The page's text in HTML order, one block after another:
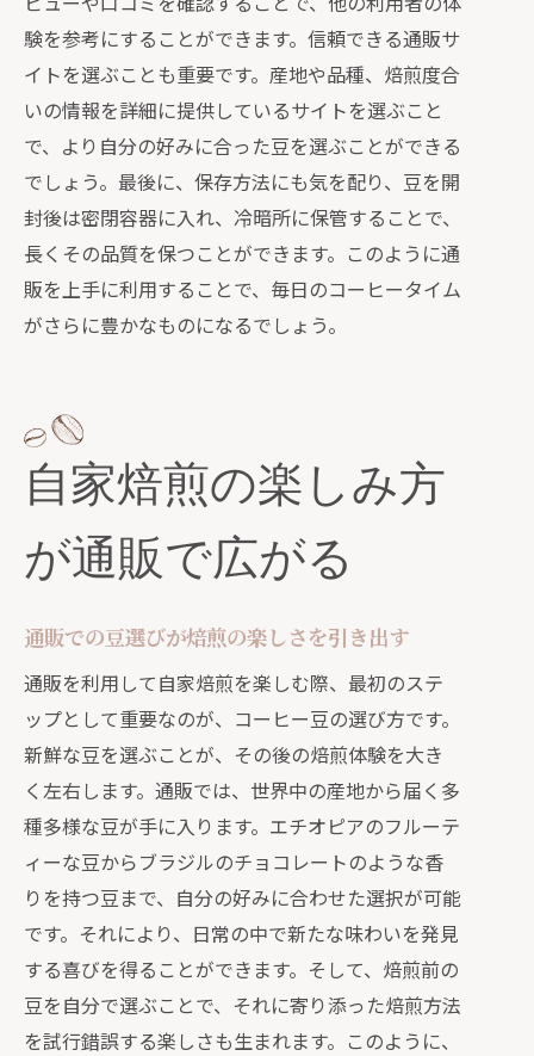
験を参考にすることができます。信頼できる通販サ
イトを選ぶことも重要です。産地や品種、焙煎度合
いの情報を詳細に提供しているサイトを選ぶこと
で、より自分の好みに合った豆を選ぶことができる
でしょう。最後に、保存方法にも気を配り、豆を開
封後は密閉容器に入れ、冷暗所に保管することで、
長くその品質を保つことができます。このように通
販を上手に利用することで、毎日のコーヒータイム
がさらに豊かなものになるでしょう。
自家焙煎の楽しみ方
が通販で広がる
通販での豆選びが焙煎の楽しさを引き出す
通販を利用して自家焙煎を楽しむ際、最初のステ
ップとして重要なのが、コーヒー豆の選び方です。
新鮮な豆を選ぶことが、その後の焙煎体験を大き
く左右します。通販では、世界中の産地から届く多
種多様な豆が手に入ります。エチオピアのフルーテ
ィーな豆からブラジルのチョコレートのような香
りを持つ豆まで、自分の好みに合わせた選択が可能
です。それにより、日常の中で新たな味わいを発見
する喜びを得ることができます。そして、焙煎前の
豆を自分で選ぶことで、それに寄り添った焙煎方法
を試行錯誤する楽しさも生まれます。このように、